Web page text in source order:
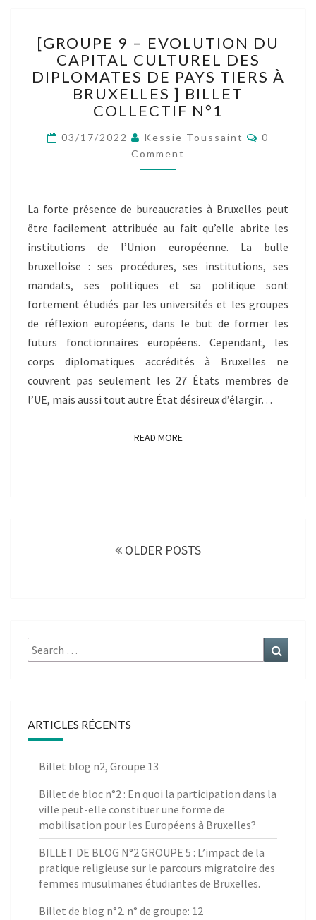
9
–
EVOLUTION
DU
CAPITAL
CULTUREL
DES
DIPLOMATES
DE
À
BRUXELLES
COLLECTIF
N°1
[GROUPE 9 – EVOLUTION DU
CAPITAL CULTUREL DES
DIPLOMATES DE PAYS TIERS À
BRUXELLES ] BILLET
COLLECTIF N°1
03/17/2022 Kessie Toussaint
0
Comment
La forte présence de bureaucraties à Bruxelles peut
être facilement attribuée au fait qu’elle abrite les
institutions de l’Union européenne. La bulle
bruxelloise : ses procédures, ses institutions, ses
mandats, ses politiques et sa politique sont
fortement étudiés par les universités et les groupes
de réflexion européens, dans le but de former les
futurs fonctionnaires européens. Cependant, les
corps diplomatiques accrédités à Bruxelles ne
couvrent pas seulement les 27 États membres de
l’UE, mais aussi tout autre État désireux d’élargir…
READ MOREREAD MORE
OLDER POSTS
Search
for:
ARTICLES RÉCENTS
Billet blog n2, Groupe 13
Billet de bloc n°2 : En quoi la participation dans la
ville peut-elle constituer une forme de
mobilisation pour les Européens à Bruxelles?
BILLET DE BLOG N°2 GROUPE 5 : L’impact de la
pratique religieuse sur le parcours migratoire des
femmes musulmanes étudiantes de Bruxelles.
Billet de blog n°2. n° de groupe: 12